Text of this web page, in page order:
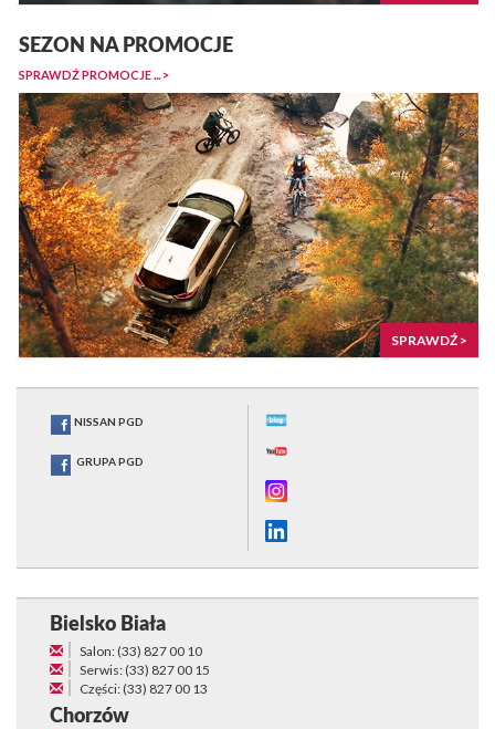
SEZON NA PROMOCJE
SPRAWDŹ PROMOCJE ... >
SPRAWDŹ >
NISSAN PGD
GRUPA PGD
Bielsko Biała
Salon: (33) 827 00 10
Serwis: (33) 827 00 15
Części: (33) 827 00 13
Chorzów